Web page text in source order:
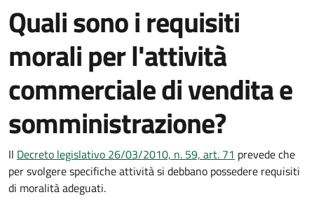
Quali sono i requisiti
morali per l'attività
commerciale di vendita e
somministrazione?
Il Decreto legislativo 26/03/2010, n. 59, art. 71 prevede che
per svolgere specifiche attività si debbano possedere requisiti
di moralità adeguati.